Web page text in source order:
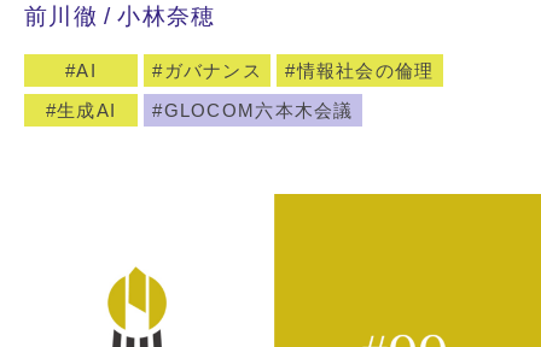
前川徹 小林奈穂
AI ガバナンス
情報社会の倫理
生成AI
GLOCOM六本木会議